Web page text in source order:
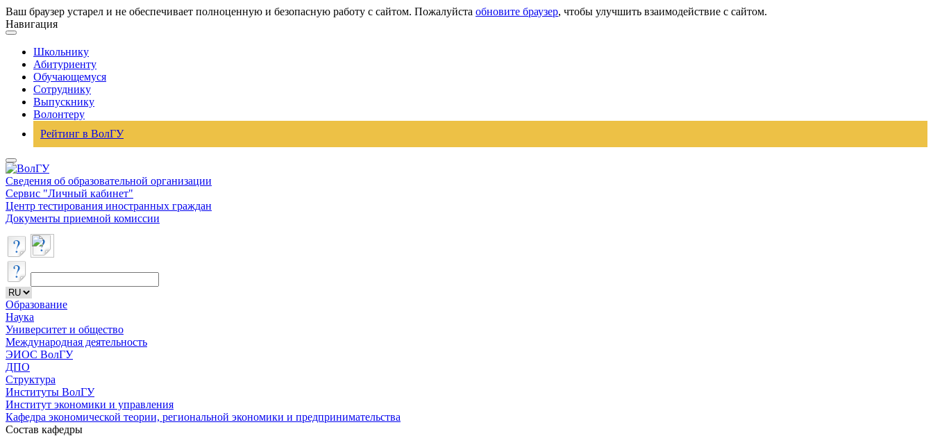
Ваш браузер устарел и не обеспечивает полноценную и безопасную работу с сайтом. Пожалуйста обновите браузер, чтобы улучшить взаимодействие с сайтом.
Навигация
Школьнику
Абитуриенту
Обучающемуся
Сотруднику
Выпускнику
Волонтеру
Рейтинг в ВолГУ
Сведения об образовательной организации
Сервис "Личный кабинет"
Центр тестирования иностранных граждан
Документы приемной комиссии
Образование
Наука
Университет и общество
Международная деятельность
ЭИОС ВолГУ
ДПО
Структура
Институты ВолГУ
Институт экономики и управления
Кафедра экономической теории, региональной экономики и предпринимательства
Состав кафедры